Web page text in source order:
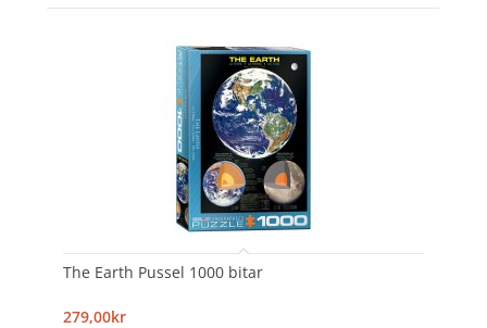
The Earth Pussel 1000 bitar
279,00kr